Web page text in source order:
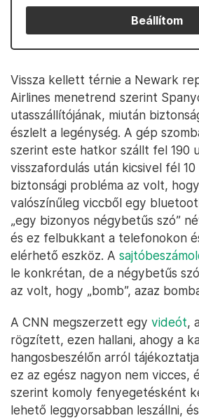
Beállítom
Vissza kellett térnie a Newark
Airlines menetrend szerint
utasszállítójának, miután
észlelt a legénység. A gép
szerint este hatkor szállt fel 190
visszafordulás után kicsivel fél
biztonsági probléma az volt,
valószínűleg viccből egy
„egy bizonyos négybetűs szó”
és ez felbukkant a telefonokon
elérhető eszköz. A
le konkrétan, de a négybetűs
az volt, hogy „bomb”, azaz
A CNN megszerzett egy videót,
rögzített, ezen hallani, ahogy a
hangosbeszélőn arról
ez az egész nagyon nem vicces,
szerint komoly fenyegetésként
lehető leggyorsabban leszállni,